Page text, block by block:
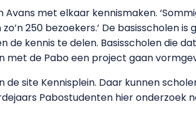
met elkaar kennismaken.
250 bezoekers.’ De basisscholen
kennis te delen. Basisscholen die
de Pabo een project gaan
site Kennisplein. Daar kunnen
Pabostudenten hier onderzoek